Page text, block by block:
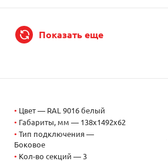
Показать еще
• Цвет — RAL 9016 белый
• Габариты, мм — 138x1492x62
• Тип подключения —
Боковое
• Кол-во секций — 3